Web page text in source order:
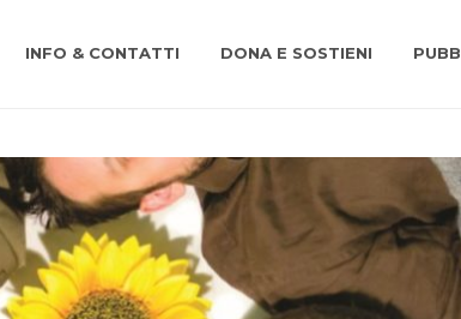
INFO & CONTATTI DONA E SOSTIENI